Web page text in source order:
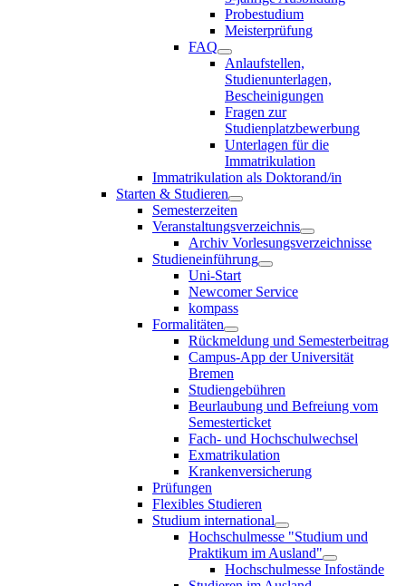
Probestudium
Meisterprüfung
FAQ
Anlaufstellen,
Studienunterlagen,
Bescheinigungen
Fragen zur
Studienplatzbewerbung
Unterlagen für die
Immatrikulation
Immatrikulation als Doktorand/in
Starten & Studieren
Semesterzeiten
Veranstaltungsverzeichnis
Archiv Vorlesungsverzeichnisse
Studieneinführung
Uni-Start
Newcomer Service
kompass
Formalitäten
Rückmeldung und Semesterbeitrag
Campus-App der Universität
Bremen
Studiengebühren
Beurlaubung und Befreiung vom
Semesterticket
Fach- und Hochschulwechsel
Exmatrikulation
Krankenversicherung
Prüfungen
Flexibles Studieren
Studium international
Hochschulmesse "Studium und
Praktikum im Ausland"
Hochschulmesse Infostände